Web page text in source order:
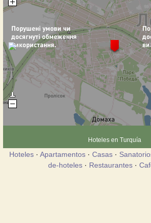
Hoteles en Turquía
Hoteles· Apartamentos· Casas·
de-hoteles · Restaurantes ·